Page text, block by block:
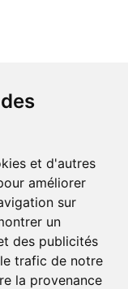
et d'autres
améliorer
sur
un
des publicités
trafic de notre
la provenance
DE LIVRAISON